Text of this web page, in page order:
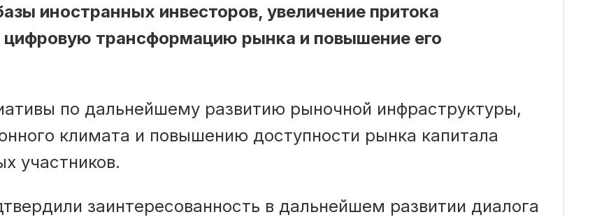
иностранных инвесторов, увеличение притока
цифровую трансформацию рынка и повышение его
по дальнейшему развитию рыночной инфраструктуры,
климата и повышению доступности рынка капитала
участников.
заинтересованность в дальнейшем развитии диалога